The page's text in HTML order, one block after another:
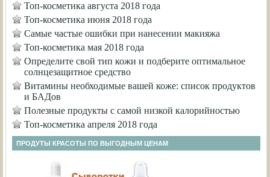
Топ-косметика августа 2018 года
Топ-косметика июня 2018 года
Самые частые ошибки при нанесении макияжа
Топ-косметика мая 2018 года
Определите свой тип кожи и подберите оптимальное
солнцезащитное средство
Витамины необходимые вашей коже: список продуктов
и БАДов
Полезные продукты с самой низкой калорийностью
Топ-косметика апреля 2018 года
ПРОДУТЫ КРАСОТЫ ПО ВЫГОДНЫМ ЦЕНАМ